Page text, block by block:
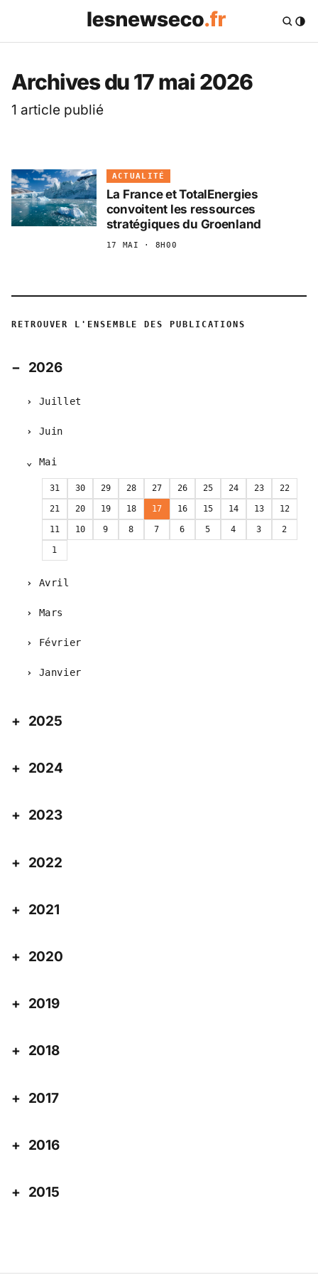
Les News Eco .fr —
Archives du 17 mai 2026
1 article publié
ACTUALITÉ
La France et TotalEnergies
convoitent les ressources
stratégiques du Groenland
17 MAI · 8H00
RETROUVER L'ENSEMBLE DES PUBLICATIONS
2026
Juillet
Juin
Mai
31 30 29 28 27 26 25 24 23 22
21 20 19 18 17 16 15 14 13 12
11 10 9 8 7 6 5 4 3 2
1
Avril
Mars
Février
Janvier
2025
2024
2023
2022
2021
2020
2019
2018
2017
2016
2015